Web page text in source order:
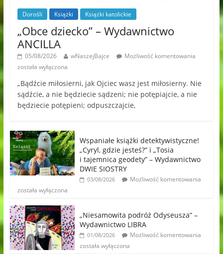
Dorośli Książki Książki katolickie
„Obce dziecko” – Wydawnictwo
ANCILLA
05/08/2026 wNaszejBajce
Możliwość komentowania
została wyłączona
„Bądźcie miłosierni, jak Ojciec wasz jest miłosierny. Nie
sądźcie, a nie będziecie sądzeni; nie potępiajcie, a nie
będziecie potępieni; odpuszczajcie,
Wspaniałe książki detektywistyczne!
„Cyryl, gdzie jesteś?” i „Tosia
i tajemnica geodety” – Wydawnictwo
DWIE SIOSTRY
03/08/2026
Możliwość komentowania
została wyłączona
„Niesamowita podróż Odyseusza” –
Wydawnictwo LIBRA
01/08/2026
Możliwość komentowania
została wyłączona